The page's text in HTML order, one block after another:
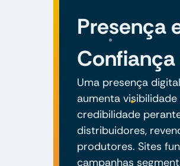
Presença
Uma presença
aumenta visibilidade
credibilidade
distribuidores,
produtores. Sites
campanhas